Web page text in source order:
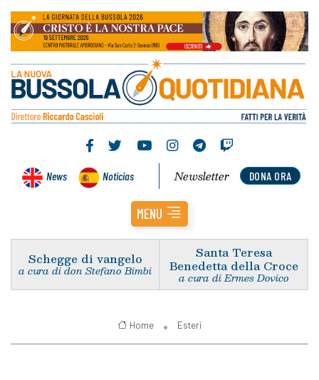
News Noticias DONA ORA
Newsletter
MENU
Schegge di vangelo
a cura di don Stefano Bimbi
Santa Teresa
Benedetta della Croce
a cura di Ermes Dovico
Home Esteri